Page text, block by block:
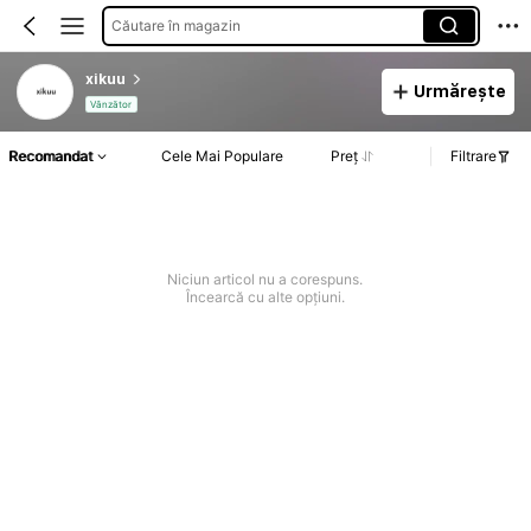
Căutare în magazin
xikuu
Vânzător
Urmărește
Recomandat Cele Mai Populare Preț Filtrare
Niciun articol nu a corespuns.
Încearcă cu alte opțiuni.